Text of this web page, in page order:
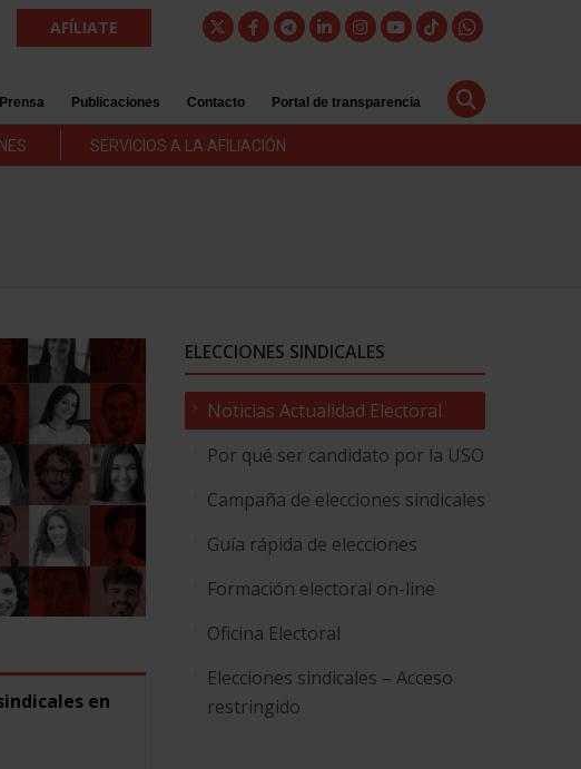
AFÍLIATE
Prensa Publicaciones Contacto Portal de transparencia
SERVICIOS A LA AFILIACIÓN
en
ELECCIONES SINDICALES
Noticias Actualidad Electoral
Por qué ser candidato por la USO
Campaña de elecciones sindicales
Guía rápida de elecciones
Formación electoral on-line
Oficina Electoral
Elecciones sindicales – Acceso
restringido